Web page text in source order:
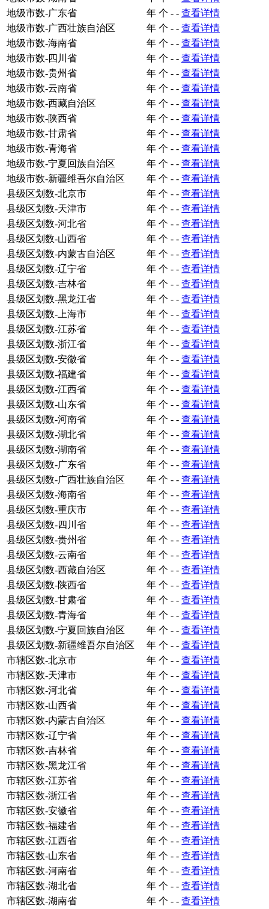
地级市数-广东省
年 个 - - 查看详情
地级市数-广西壮族自治区
年 个 - - 查看详情
地级市数-海南省
年 个 - - 查看详情
地级市数-四川省
年 个 - - 查看详情
地级市数-贵州省
年 个 - - 查看详情
地级市数-云南省
年 个 - - 查看详情
地级市数-西藏自治区
年 个 - - 查看详情
地级市数-陕西省
年 个 - - 查看详情
地级市数-甘肃省
年 个 - - 查看详情
地级市数-青海省
年 个 - - 查看详情
地级市数-宁夏回族自治区
年 个 - - 查看详情
地级市数-新疆维吾尔自治区
年 个 - - 查看详情
县级区划数-北京市
年 个 - - 查看详情
县级区划数-天津市
年 个 - - 查看详情
县级区划数-河北省
年 个 - - 查看详情
县级区划数-山西省
年 个 - - 查看详情
县级区划数-内蒙古自治区
年 个 - - 查看详情
县级区划数-辽宁省
年 个 - - 查看详情
县级区划数-吉林省
年 个 - - 查看详情
县级区划数-黑龙江省
年 个 - - 查看详情
县级区划数-上海市
年 个 - - 查看详情
县级区划数-江苏省
年 个 - - 查看详情
县级区划数-浙江省
年 个 - - 查看详情
县级区划数-安徽省
年 个 - - 查看详情
县级区划数-福建省
年 个 - - 查看详情
县级区划数-江西省
年 个 - - 查看详情
县级区划数-山东省
年 个 - - 查看详情
县级区划数-河南省
年 个 - - 查看详情
县级区划数-湖北省
年 个 - - 查看详情
县级区划数-湖南省
年 个 - - 查看详情
县级区划数-广东省
年 个 - - 查看详情
县级区划数-广西壮族自治区
年 个 - - 查看详情
县级区划数-海南省
年 个 - - 查看详情
县级区划数-重庆市
年 个 - - 查看详情
县级区划数-四川省
年 个 - - 查看详情
县级区划数-贵州省
年 个 - - 查看详情
县级区划数-云南省
年 个 - - 查看详情
县级区划数-西藏自治区
年 个 - - 查看详情
县级区划数-陕西省
年 个 - - 查看详情
县级区划数-甘肃省
年 个 - - 查看详情
县级区划数-青海省
年 个 - - 查看详情
县级区划数-宁夏回族自治区
年 个 - - 查看详情
县级区划数-新疆维吾尔自治区
年 个 - - 查看详情
市辖区数-北京市
年 个 - - 查看详情
市辖区数-天津市
年 个 - - 查看详情
市辖区数-河北省
年 个 - - 查看详情
市辖区数-山西省
年 个 - - 查看详情
市辖区数-内蒙古自治区
年 个 - - 查看详情
市辖区数-辽宁省
年 个 - - 查看详情
市辖区数-吉林省
年 个 - - 查看详情
市辖区数-黑龙江省
年 个 - - 查看详情
市辖区数-江苏省
年 个 - - 查看详情
市辖区数-浙江省
年 个 - - 查看详情
市辖区数-安徽省
年 个 - - 查看详情
市辖区数-福建省
年 个 - - 查看详情
市辖区数-江西省
年 个 - - 查看详情
市辖区数-山东省
年 个 - - 查看详情
市辖区数-河南省
年 个 - - 查看详情
市辖区数-湖北省
年 个 - - 查看详情
市辖区数-湖南省
年 个 - - 查看详情